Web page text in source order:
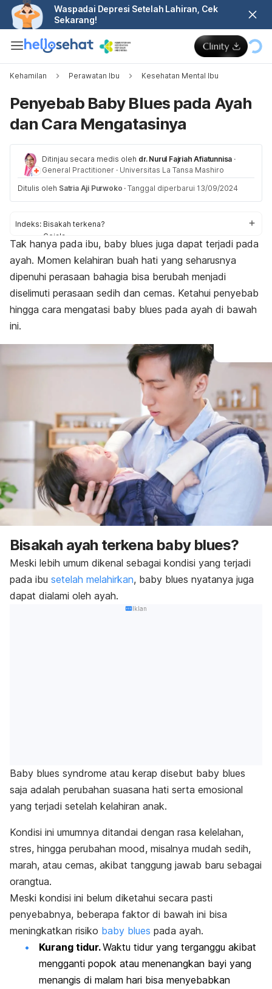
Waspadai Depresi Setelah Lahiran, Cek
Sekarang!
Kehamilan Perawatan Ibu Kesehatan Mental Ibu
Penyebab Baby Blues pada Ayah
dan Cara Mengatasinya
Ditinjau secara medis oleh dr. Nurul Fajriah Afiatunnisa ·
General Practitioner · Universitas La Tansa Mashiro
Ditulis oleh Satria Aji Purwoko · Tanggal diperbarui 13/09/2024
Indeks: Bisakah terkena?
Gejala
Penanganan
Tips mencegah
Tak hanya pada ibu, baby blues juga dapat terjadi pada
ayah. Momen kelahiran buah hati yang seharusnya
dipenuhi perasaan bahagia bisa berubah menjadi
diselimuti perasaan sedih dan cemas. Ketahui penyebab
hingga cara mengatasi baby blues pada ayah di bawah
ini.
Bisakah ayah terkena baby blues?
Meski lebih umum dikenal sebagai kondisi yang terjadi
pada ibu setelah melahirkan, baby blues nyatanya juga
dapat dialami oleh ayah.
Iklan
Baby blues syndrome atau kerap disebut baby blues
saja adalah perubahan suasana hati serta emosional
yang terjadi setelah kelahiran anak.
Kondisi ini umumnya ditandai dengan rasa kelelahan,
stres, hingga perubahan mood, misalnya mudah sedih,
marah, atau cemas, akibat tanggung jawab baru sebagai
orangtua.
Meski kondisi ini belum diketahui secara pasti
penyebabnya, beberapa faktor di bawah ini bisa
meningkatkan risiko baby blues pada ayah.
Kurang tidur.Waktu tidur yang terganggu akibat
mengganti popok atau menenangkan bayi yang
menangis di malam hari bisa menyebabkan